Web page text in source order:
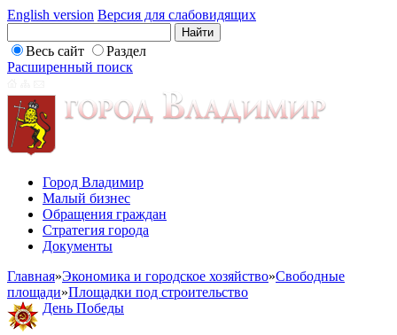
English version Версия для слабовидящих
Весь сайт
Раздел
Расширенный поиск
Город Владимир
Малый бизнес
Обращения граждан
Стратегия города
Документы
Главная»Экономика и городское хозяйство»Свободные
площади»Площадки под строительство
День Победы